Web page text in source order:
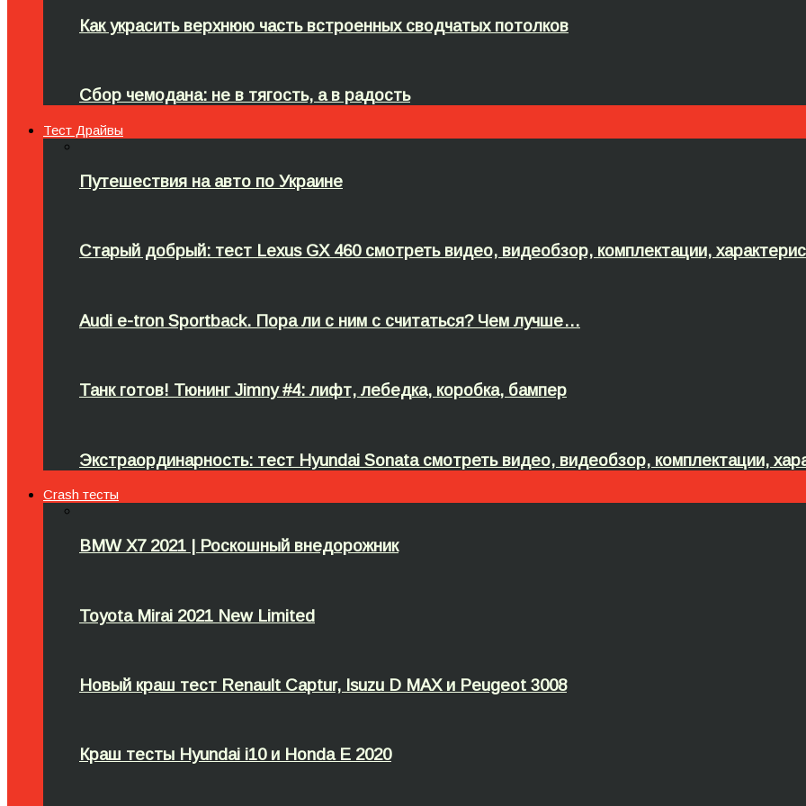
Как украсить верхнюю часть встроенных сводчатых потолков
Сбор чемодана: не в тягость, а в радость
Тест Драйвы
Путешествия на авто по Украине
Старый добрый: тест Lexus GX 460 смотреть видео, видеобзор, комплектации,
Audi e-tron Sportback. Пора ли с ним с считаться? Чем лучше…
Танк готов! Тюнинг Jimny #4: лифт, лебедка, коробка, бампер
Экстраординарность: тест Hyundai Sonata смотреть видео, видеобзор, комплектации,
Crash тесты
BMW X7 2021 | Роскошный внедорожник
Toyota Mirai 2021 New Limited
Новый краш тест Renault Captur, Isuzu D MAX и Peugeot 3008
Краш тесты Hyundai i10 и Honda Е 2020